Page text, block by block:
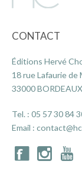
CONTACT
Éditions Hervé
18 rue Lafaurie de
33000 BORDEAUX
Tel. : 05 57 30 84
Email :